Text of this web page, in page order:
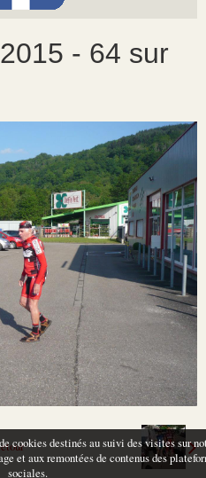
- 64 sur
cookies destinés au suivi des visites sur
et aux remontées de contenus des
sociales.